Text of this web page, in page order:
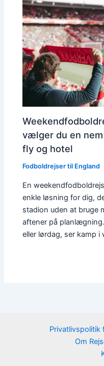
vælger du en
fly og hotel
Fodboldrejser til England
En
enkle løsning for dig,
stadion uden at bruge
aftener på
eller lørdag, ser kamp
Privatlivspolitik
Om